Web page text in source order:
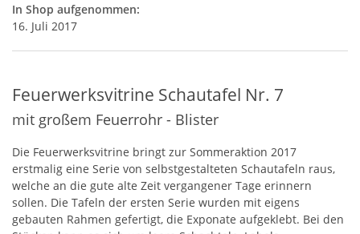
In Shop aufgenommen:
16. Juli 2017
Feuerwerksvitrine Schautafel Nr. 7
mit großem Feuerrohr - Blister
Die Feuerwerksvitrine bringt zur Sommeraktion 2017
erstmalig eine Serie von selbstgestalteten Schautafeln raus,
welche an die gute alte Zeit vergangener Tage erinnern
sollen. Die Tafeln der ersten Serie wurden mit eigens
gebauten Rahmen gefertigt, die Exponate aufgeklebt. Bei den